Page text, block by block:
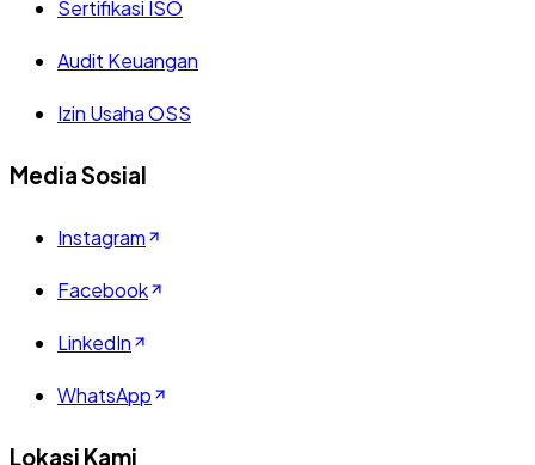
Sertifikasi ISO
Audit Keuangan
Izin Usaha OSS
Media Sosial
Instagram
Facebook
LinkedIn
WhatsApp
Lokasi Kami